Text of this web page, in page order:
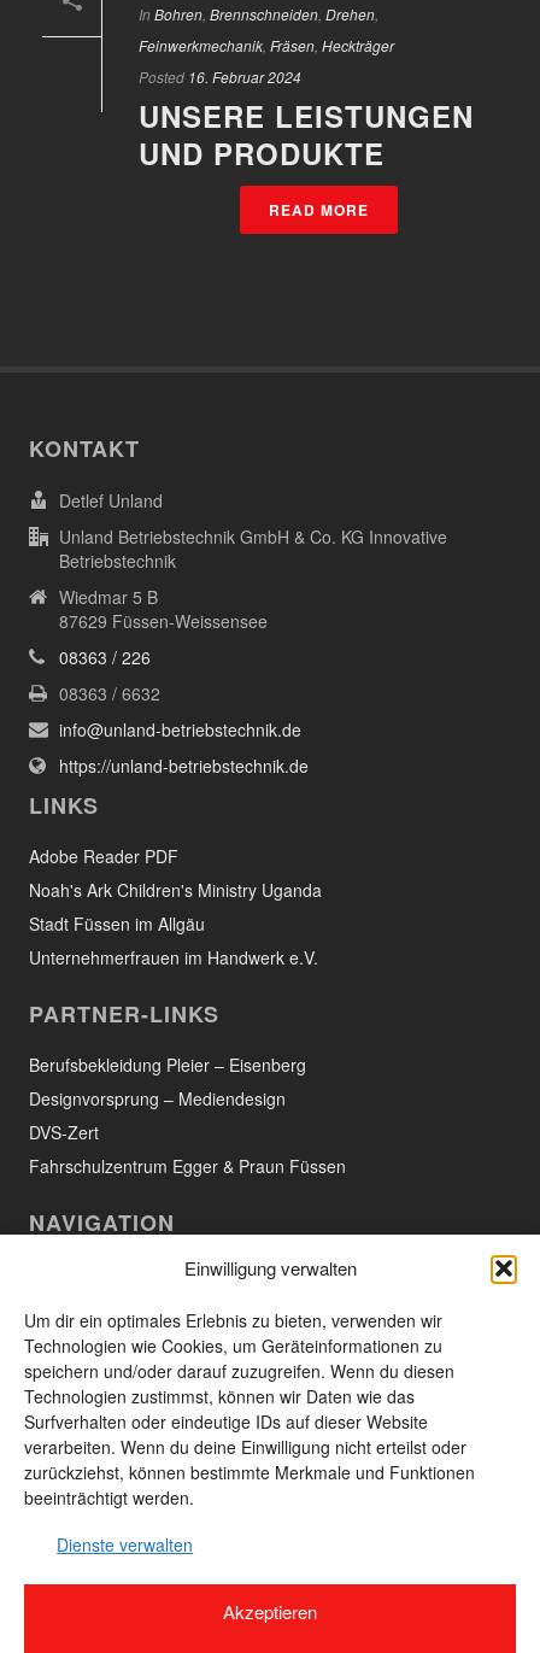
Einwilligung verwalten
Um dir ein optimales Erlebnis zu bieten, verwenden wir
Technologien wie Cookies, um Geräteinformationen zu
speichern und/oder darauf zuzugreifen. Wenn du diesen
Technologien zustimmst, können wir Daten wie das
Surfverhalten oder eindeutige IDs auf dieser Website
verarbeiten. Wenn du deine Einwilligung nicht erteilst oder
zurückziehst, können bestimmte Merkmale und Funktionen
beeinträchtigt werden.
Dienste verwalten
Akzeptieren
In Bohren Brennschneiden Drehen
Feinwerkmechanik Fräsen Heckträger
Posted 16. Februar 2024
UNSERE LEISTUNGEN
UND PRODUKTE
READ MORE
KONTAKT
Detlef Unland
Unland Betriebstechnik GmbH & Co. KG Innovative
Betriebstechnik
Wiedmar 5 B
87629 Füssen-Weissensee
08363 / 226
08363 / 6632
info@unland-betriebstechnik.de
https://unland-betriebstechnik.de
LINKS
Adobe Reader PDF
Noah's Ark Children's Ministry Uganda
Stadt Füssen im Allgäu
Unternehmerfrauen im Handwerk e.V.
PARTNER-LINKS
Berufsbekleidung Pleier – Eisenberg
Designvorsprung – Mediendesign
DVS-Zert
Fahrschulzentrum Egger & Praun Füssen
NAVIGATION
Aktuelles
Das Unternehmen
Leistungen und Produkte
Unsere Produkte
Kontakt